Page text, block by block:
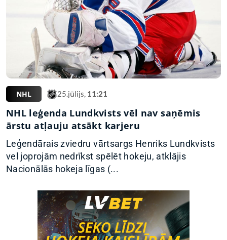
NHL 25.jūlijs, 11:21
NHL leģenda Lundkvists vēl nav saņēmis
ārstu atļauju atsākt karjeru
Leģendārais zviedru vārtsargs Henriks Lundkvists
vel joprojām nedrīkst spēlēt hokeju, atklājis
Nacionālās hokeja līgas (...